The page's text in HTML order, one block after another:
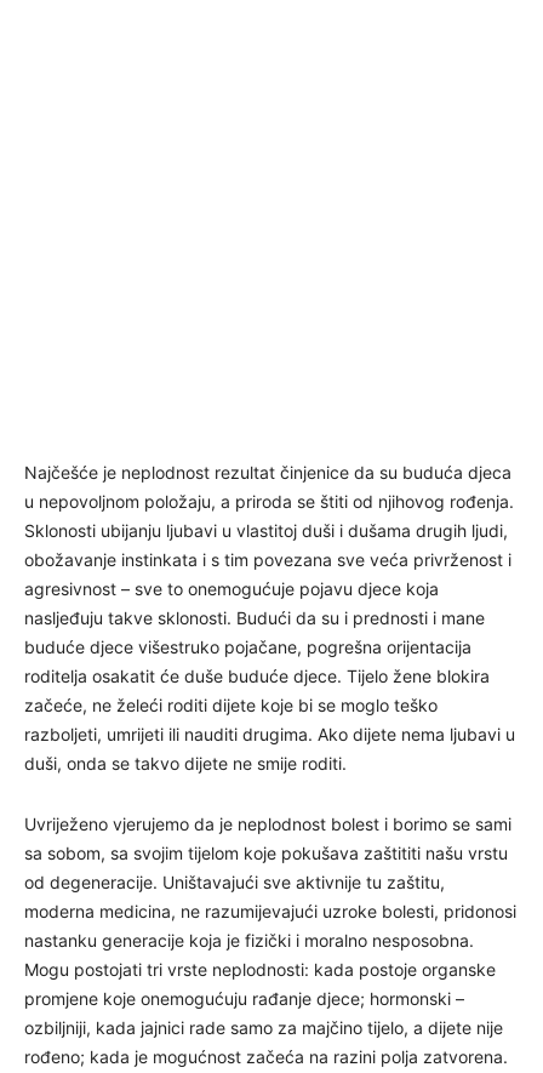
Najčešće je neplodnost rezultat činjenice da su buduća djeca
u nepovoljnom položaju, a priroda se štiti od njihovog rođenja.
Sklonosti ubijanju ljubavi u vlastitoj duši i dušama drugih ljudi,
obožavanje instinkata i s tim povezana sve veća privrženost i
agresivnost – sve to onemogućuje pojavu djece koja
nasljeđuju takve sklonosti. Budući da su i prednosti i mane
buduće djece višestruko pojačane, pogrešna orijentacija
roditelja osakatit će duše buduće djece. Tijelo žene blokira
začeće, ne želeći roditi dijete koje bi se moglo teško
razboljeti, umrijeti ili nauditi drugima. Ako dijete nema ljubavi u
duši, onda se takvo dijete ne smije roditi.
Uvriježeno vjerujemo da je neplodnost bolest i borimo se sami
sa sobom, sa svojim tijelom koje pokušava zaštititi našu vrstu
od degeneracije. Uništavajući sve aktivnije tu zaštitu,
moderna medicina, ne razumijevajući uzroke bolesti, pridonosi
nastanku generacije koja je fizički i moralno nesposobna.
Mogu postojati tri vrste neplodnosti: kada postoje organske
promjene koje onemogućuju rađanje djece; hormonski –
ozbiljniji, kada jajnici rade samo za majčino tijelo, a dijete nije
rođeno; kada je mogućnost začeća na razini polja zatvorena.